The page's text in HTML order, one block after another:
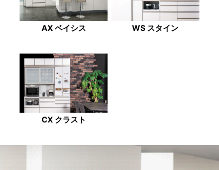
AX ベイシス WS スタイン
CX クラスト